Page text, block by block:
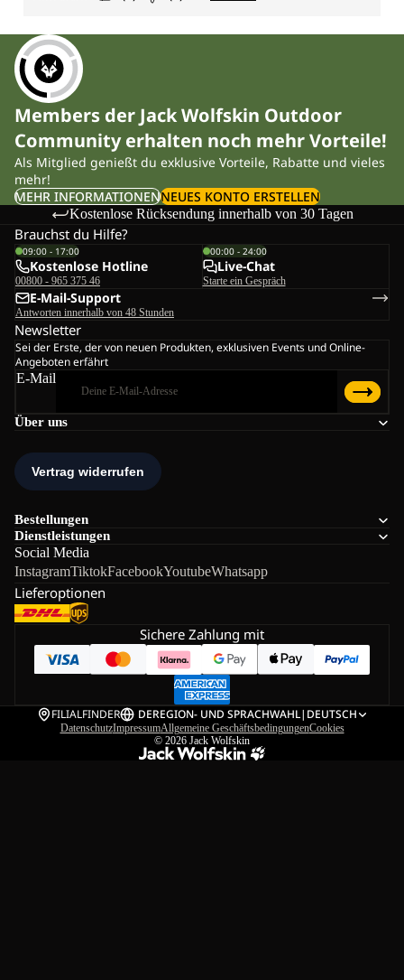
Members der Jack Wolfskin Outdoor
Community erhalten noch mehr Vorteile!
Als Mitglied genießt du exklusive Vorteile, Rabatte und vieles
mehr!
MEHR INFORMATIONENNEUES KONTO ERSTELLEN
Kostenlose Rücksendung innerhalb von 30 Tagen
Über uns
Bestellungen
Dienstleistungen
Social Media
InstagramTiktokFacebookYoutubeWhatsapp
Lieferoptionen
Brauchst du Hilfe?
09:00 - 17:00
Kostenlose Hotline
00800 - 965 375 46
00:00 - 24:00
Live-Chat
Starte ein Gespräch
E-Mail-Support
Antworten innerhalb von 48 Stunden
Newsletter
Sei der Erste, der von neuen Produkten, exklusiven Events und Online-
Angeboten erfährt
E-Mail
Sichere Zahlung mit
FILIALFINDER DEREGION- UND SPRACHWAHL| DEUTSCH
DatenschutzImpressumAllgemeine GeschäftsbedingungenCookies
© 2026 Jack Wolfskin